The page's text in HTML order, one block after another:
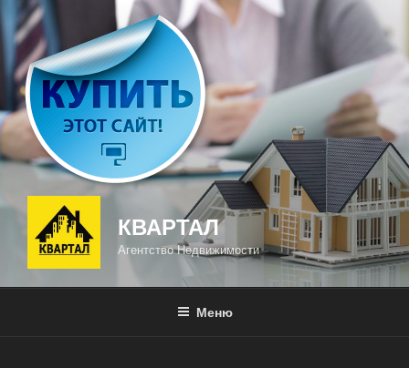
Перейти
содержимому
КВАРТАЛ
Агентство Недвижимости
Меню